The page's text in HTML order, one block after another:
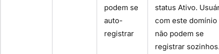
podem se
auto-
registrar
status Ativo.
com este domínio
não podem se
registrar